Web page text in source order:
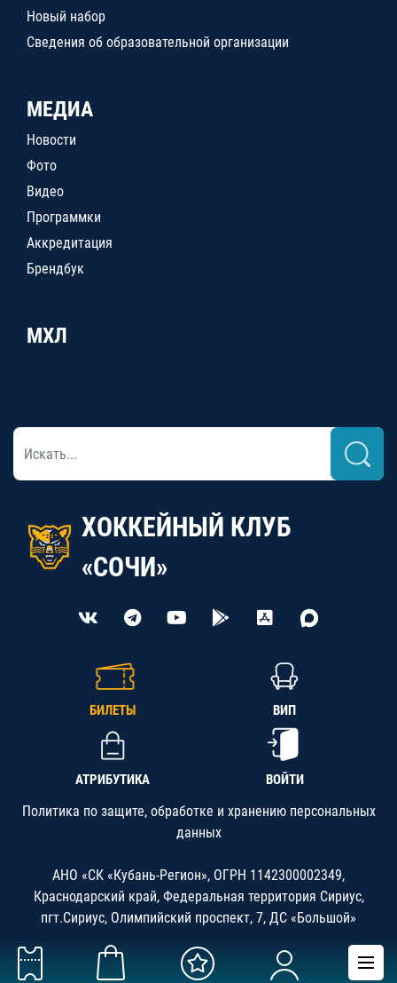
Новый набор
Сведения об образовательной организации
МЕДИА
Новости
Фото
Видео
Программки
Аккредитация
Брендбук
МХЛ
ХОККЕЙНЫЙ КЛУБ
«СОЧИ»
БИЛЕТЫ ВИП
АТРИБУТИКА ВОЙТИ
Политика по защите, обработке и хранению персональных
данных
АНО «СК «Кубань-Регион», ОГРН 1142300002349,
Краснодарский край, Федеральная территория Сириус,
пгт.Сириус, Олимпийский проспект, 7, ДС «Большой»